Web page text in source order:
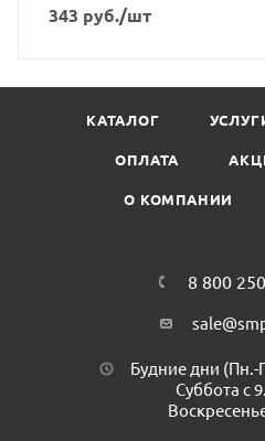
343 руб./шт
КАТАЛОГ
ОПЛАТА
О КОМПАНИИ
8 800
Будние дни (Пн.-
Суббота с